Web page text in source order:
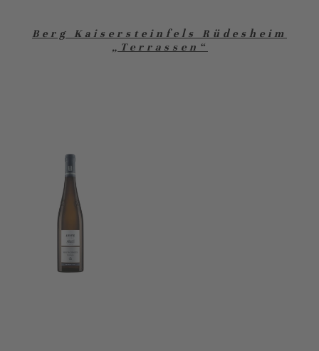
Berg Kaisersteinfels Rüdesheim
„Terrassen“